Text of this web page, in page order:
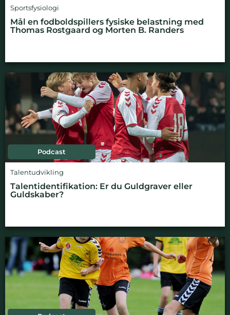
Sportsfysiologi
Mål en fodboldspillers fysiske belastning med
Thomas Rostgaard og Morten B. Randers
Podcast
Talentudvikling
Talentidentifikation: Er du Guldgraver eller
Guldskaber?